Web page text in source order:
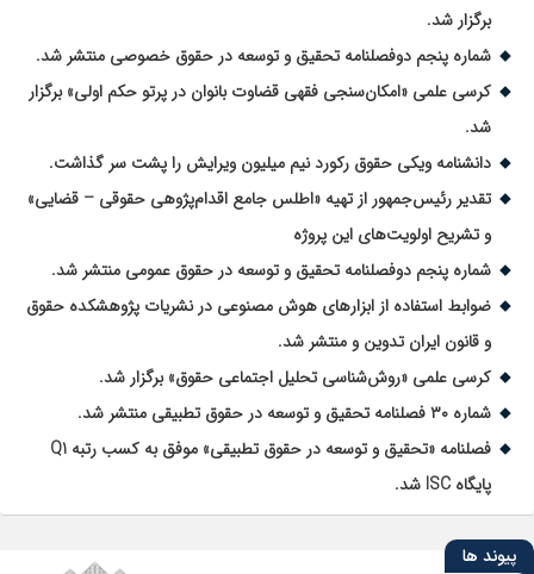
برگزار شد.
شماره پنجم دوفصلنامه تحقیق و توسعه در حقوق خصوصی منتشر شد.
کرسی علمی «امکان‌سنجی فقهی قضاوت بانوان در پرتو حکم اولی» برگزار
شد.
دانشنامه ویکی حقوق رکورد نیم میلیون ویرایش را پشت سر گذاشت.
تقدیر رئیس‌جمهور از تهیه «اطلس جامع اقدام‌پژوهی حقوقی – قضایی»
و تشریح اولویت‌های این پروژه
شماره پنجم دوفصلنامه تحقیق و توسعه در حقوق عمومی منتشر شد.
ضوابط استفاده از ابزارهای هوش مصنوعی در نشریات پژوهشکده حقوق
و قانون ایران تدوین و منتشر شد.
کرسی علمی «روش‌شناسی تحلیل اجتماعی حقوق» برگزار شد.
شماره ۳۰ فصلنامه تحقیق و توسعه در حقوق تطبیقی منتشر شد.
فصلنامه «تحقیق و توسعه در حقوق تطبیقی» موفق به کسب رتبه Q1
پایگاه ISC شد.
پیوند ها